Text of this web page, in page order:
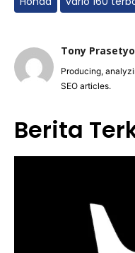
Tony Prasetyo
Producing,
SEO articles.
Berita